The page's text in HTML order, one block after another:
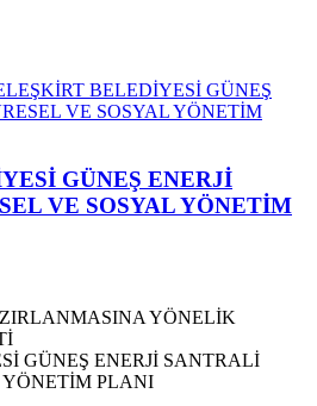
BELEDİYESİ GÜNEŞ
VE SOSYAL YÖNETİM
GÜNEŞ ENERJİ
VE SOSYAL YÖNETİM
YÖNELİK